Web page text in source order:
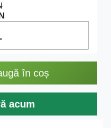
în coș
acum